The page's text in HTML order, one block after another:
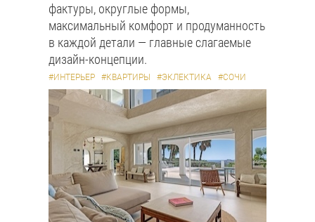
фактуры, округлые формы,
максимальный комфорт и продуманность
в каждой детали — главные слагаемые
дизайн-концепции.
#ИНТЕРЬЕР #КВАРТИРЫ #ЭКЛЕКТИКА #СОЧИ